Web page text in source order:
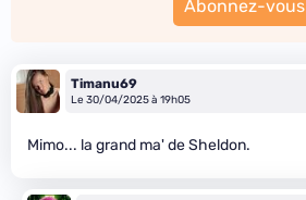
Abonnez-vous
Timanu69
Le 30/04/2025 à 19h05
Mimo... la grand ma' de Sheldon.